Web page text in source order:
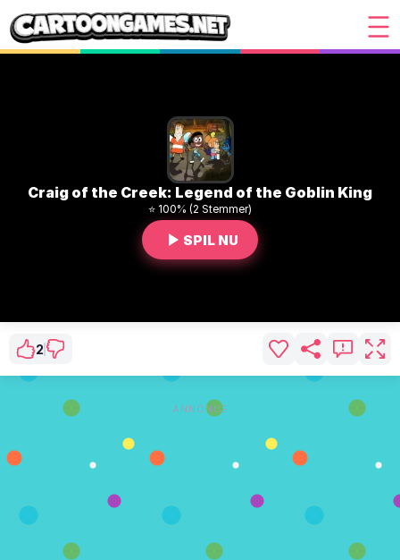
Craig of the Creek: Legend of the Goblin King
⭐ 100% (2 Stemmer)
SPIL NU
2
ANNONCE